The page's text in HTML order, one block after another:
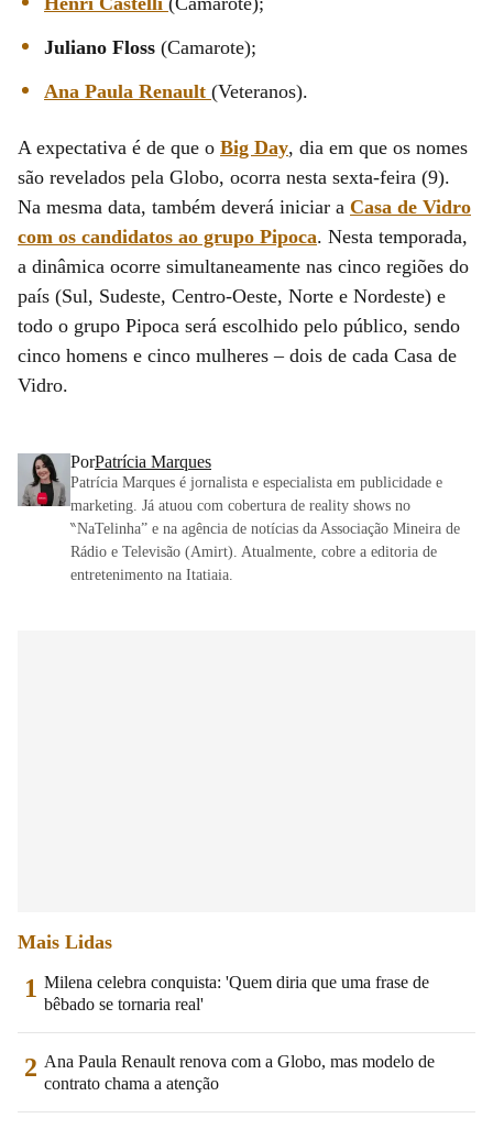
Juliano Floss (Camarote);
Ana Paula Renault (Veteranos).
A expectativa é de que o Big Day, dia em que os nomes
são revelados pela Globo, ocorra nesta sexta-feira (9).
Na mesma data, também deverá iniciar a Casa de Vidro
com os candidatos ao grupo Pipoca. Nesta temporada,
a dinâmica ocorre simultaneamente nas cinco regiões do
país (Sul, Sudeste, Centro-Oeste, Norte e Nordeste) e
todo o grupo Pipoca será escolhido pelo público, sendo
cinco homens e cinco mulheres – dois de cada Casa de
Vidro.
PorPatrícia Marques
Patrícia Marques é jornalista e especialista em publicidade e
marketing. Já atuou com cobertura de reality shows no
‶NaTelinha” e na agência de notícias da Associação Mineira de
Rádio e Televisão (Amirt). Atualmente, cobre a editoria de
entretenimento na Itatiaia.
Mais Lidas
1 Milena celebra conquista: 'Quem diria que uma frase de
bêbado se tornaria real'
2 Ana Paula Renault renova com a Globo, mas modelo de
contrato chama a atenção